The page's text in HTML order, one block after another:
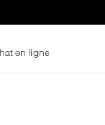
en ligne